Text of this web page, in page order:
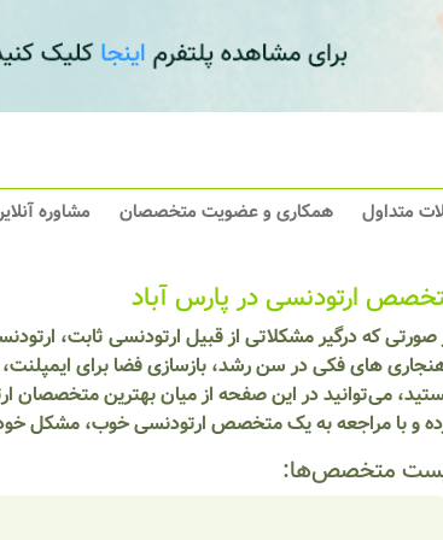
متداول همکاری و عضویت متخصصان مشاوره
ارتودنسی در پارس آباد
صورتی که درگیر مشکلاتی از قبیل ارتودنسی ثابت،
های فکی در سن رشد، بازسازی فضا برای
می‌توانید در این صفحه از میان بهترین متخصصان
و با مراجعه به یک متخصص ارتودنسی خوب، مشکل خود
متخصص‌ها: